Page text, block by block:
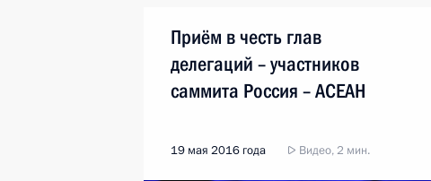
Приём в честь глав
делегаций – участников
саммита Россия – АСЕАН
19 мая 2016 года Видео, 2 мин.